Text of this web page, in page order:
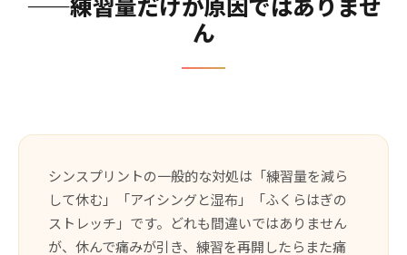
ん
シンスプリントの一般的な対処は「練習量を減ら
して休む」「アイシングと湿布」「ふくらはぎの
ストレッチ」です。どれも間違いではありません
が、休んで痛みが引き、練習を再開したらまた痛